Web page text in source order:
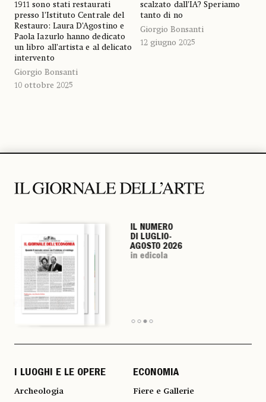
1911 sono stati restaurati
presso l’Istituto Centrale del
Restauro: Laura D’Agostino e
Paola Iazurlo hanno dedicato
un libro all’artista e al delicato
intervento
Giorgio Bonsanti
10 ottobre 2025
scalzato dall’IA? Speriamo
tanto di no
Giorgio Bonsanti
12 giugno 2025
IL NUMERO
DI LUGLIO-
AGOSTO 2026
in edicola
IL NUMERO
DI LUGLIO-
AGOSTO 2026
in edicola
IL NUMERO
DI LUGLIO-
AGOSTO 2026
in edicola
IL NUMERO
DI LUGLIO-
AGOSTO 2026
in edicola
I LUOGHI E LE OPERE
Archeologia
ECONOMIA
Fiere e Gallerie